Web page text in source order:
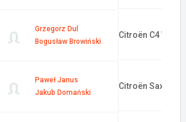
Grzegorz Dul
Bogusław Browiński
Citroën C4 WRC
Paweł Janus
Jakub Domański
Citroën Saxo VTS